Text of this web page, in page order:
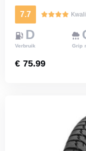
7.7
D
Verbruik Grip
€ 75.99